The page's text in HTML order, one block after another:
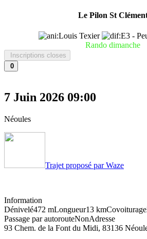
Le Pilon St
Rando dimanche
Inscriptions closes
0
7 Juin 2026 09:00
Néoules
Trajet proposé par Waze
Information
Dénivelé472 mLongueur13 kmCovoiturage
Passage par autorouteNonAdresse
93 Chem. de la Font du Midi, 83136